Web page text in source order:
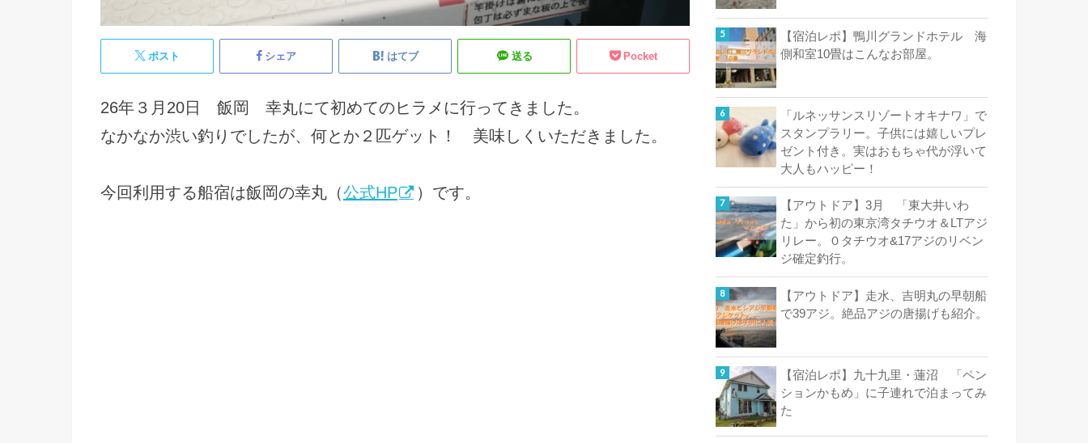
ポスト シェア はてブ 送る Pocket
26年３月20日 飯岡 幸丸にて初めてのヒラメに行ってきました。
なかなか渋い釣りでしたが、何とか２匹ゲット！ 美味しくいただきました。
今回利用する船宿は飯岡の幸丸（公式HP ）です。
【宿泊レポ】鴨川グランドホテル 海
側和室10畳はこんなお部屋。
「ルネッサンスリゾートオキナワ」で
スタンプラリー。子供には嬉しいプレ
ゼント付き。実はおもちゃ代が浮いて
大人もハッピー！
【アウトドア】3月 「東大井いわ
た」から初の東京湾タチウオ＆LTアジ
リレー。０タチウオ&17アジのリベン
ジ確定釣行。
【アウトドア】走水、吉明丸の早朝船
で39アジ。絶品アジの唐揚げも紹介。
【宿泊レポ】九十九里・蓮沼 「ペン
ションかもめ」に子連れで泊まってみ
た